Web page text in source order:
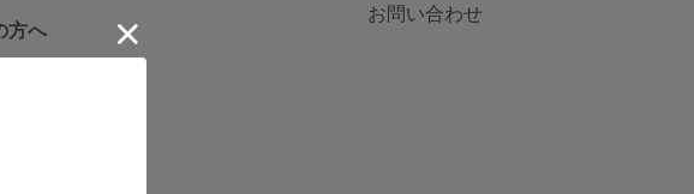
方へ
お問い合わせ